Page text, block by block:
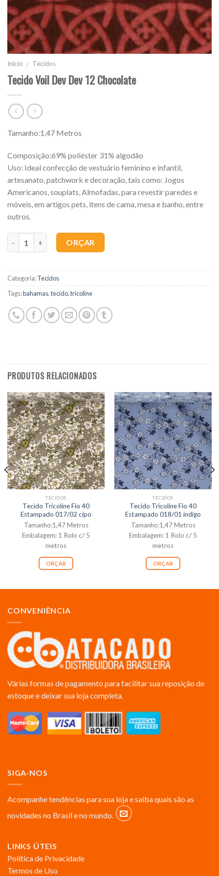
Início / Tecidos
Tecido Voil Dev Dev 12 Chocolate
Tamanho:1,47 Metros
Composição:69% poliéster 31% algodão
Uso: Ideal confecção de vestuário feminino e infantil,
artesanato, patchwork e decoração, tais como: Jogos
Americanos, souplats, Almofadas, para revestir paredes e
móveis, em artigos pets, itens de cama, mesa e banho, entre
outros.
ORÇAR
Categoria:Tecidos
Tags:bahamas,tecido,tricoline
PRODUTOS RELACIONADOS
TECIDOS
Tecido Tricoline Fio 40
Estampado 017/02 cipo
Tamanho:1,47 Metros
Embalagem: 1 Rolo c/ 5
metros
ORÇAR
TECIDOS
Tecido Tricoline Fio 40
Estampado 018/01 indigo
Tamanho:1,47 Metros
Embalagem: 1 Rolo c/ 5
metros
ORÇAR
CONVENIÊNCIA
Várias formas de pagamento para facilitar sua reposição de
estoque e deixar sua loja completa.
SIGA-NOS
Acompanhe tendências para sua loja e saiba quais são as
novidades no Brasil e no mundo.
LINKS ÚTEIS
Política de Privacidade
Termos de Uso